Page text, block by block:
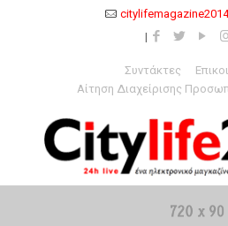
Συντάκτες
Αίτηση Διαχείρισης